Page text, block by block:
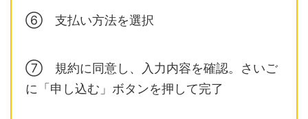
⑥ 支払い方法を選択
⑦ 規約に同意し、入力内容を確認。さいご
に「申し込む」ボタンを押して完了